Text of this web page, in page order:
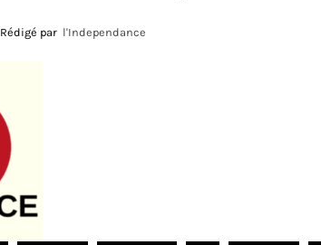
Rédigé par l'Independance